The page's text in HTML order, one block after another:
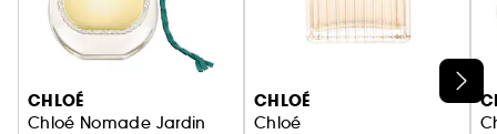
Ignorer le carrousel produits
CHLOÉ
Chloé Nomade Jardin
CHLOÉ
Chloé